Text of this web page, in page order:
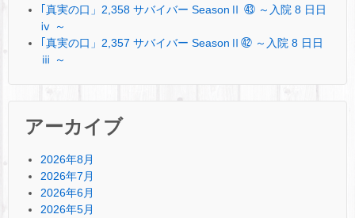
｢真実の口」2,358 サバイバー SeasonⅡ ㊸ ～入院 8 日日
ⅳ ～
｢真実の口」2,357 サバイバー SeasonⅡ㊷ ～入院 8 日日
ⅲ ～
アーカイブ
2026年8月
2026年7月
2026年6月
2026年5月